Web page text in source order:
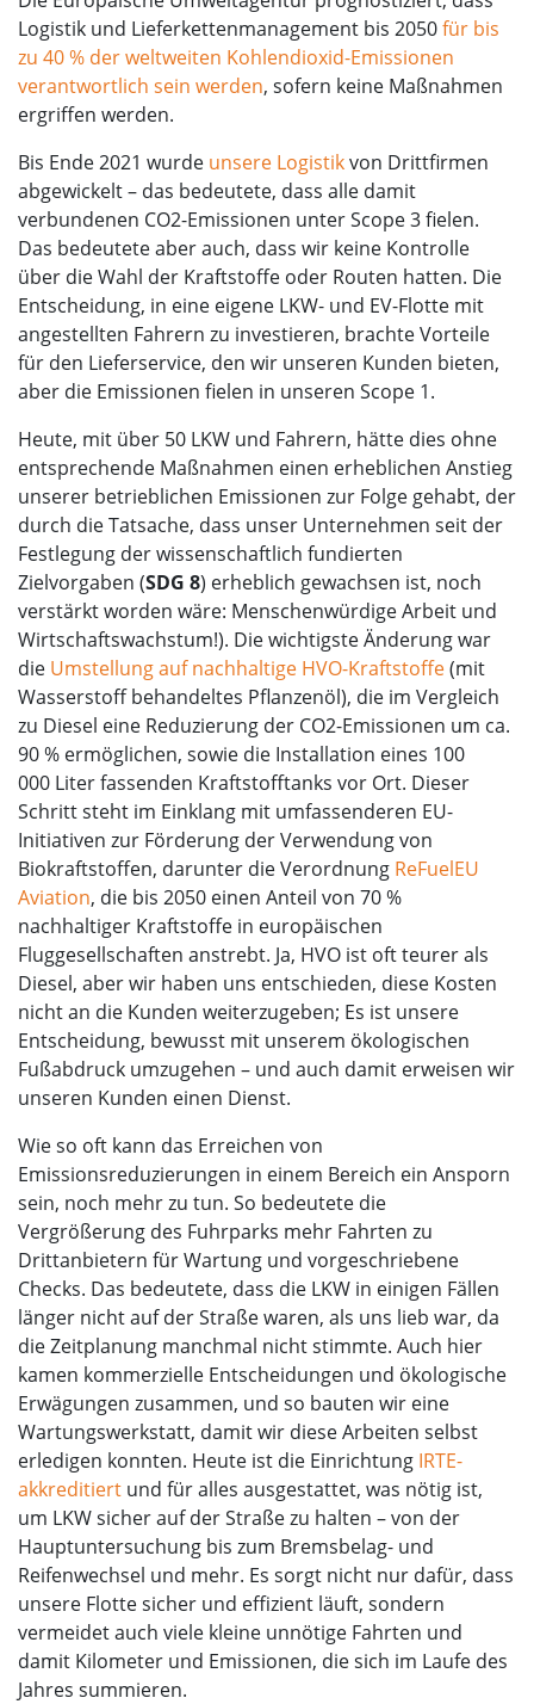
Logistik und Lieferkettenmanagement bis 2050für bis
zu 40 % der weltweiten Kohlendioxid-Emissionen
verantwortlich sein werden, sofern keine Maßnahmen
ergriffen werden.
Bis Ende 2021 wurde unsere Logistikvon Drittfirmen
abgewickelt – das bedeutete, dass alle damit
verbundenen CO2-Emissionen unter Scope 3 fielen.
Das bedeutete aber auch, dass wir keine Kontrolle
über die Wahl der Kraftstoffe oder Routen hatten. Die
Entscheidung, in eine eigene LKW- und EV-Flotte mit
angestellten Fahrern zu investieren, brachte Vorteile
für den Lieferservice, den wir unseren Kunden bieten,
aber die Emissionen fielen in unseren Scope 1.
Heute, mit über 50 LKW und Fahrern, hätte dies ohne
entsprechende Maßnahmen einen erheblichen Anstieg
unserer betrieblichen Emissionen zur Folge gehabt, der
durch die Tatsache, dass unser Unternehmen seit der
Festlegung der wissenschaftlich fundierten
Zielvorgaben (SDG 8) erheblich gewachsen ist, noch
verstärkt worden wäre: Menschenwürdige Arbeit und
Wirtschaftswachstum!). Die wichtigste Änderung war
die Umstellung auf nachhaltige HVO-Kraftstoffe(mit
Wasserstoff behandeltes Pflanzenöl), die im Vergleich
zu Diesel eine Reduzierung der CO2-Emissionen um ca.
90 % ermöglichen, sowie die Installation eines 100
000 Liter fassenden Kraftstofftanks vor Ort. Dieser
Schritt steht im Einklang mit umfassenderen EU-
Initiativen zur Förderung der Verwendung von
Biokraftstoffen, darunter die Verordnung ReFuelEU
Aviation, die bis 2050 einen Anteil von 70 %
nachhaltiger Kraftstoffe in europäischen
Fluggesellschaften anstrebt. Ja, HVO ist oft teurer als
Diesel, aber wir haben uns entschieden, diese Kosten
nicht an die Kunden weiterzugeben; Es ist unsere
Entscheidung, bewusst mit unserem ökologischen
Fußabdruck umzugehen – und auch damit erweisen wir
unseren Kunden einen Dienst.
Wie so oft kann das Erreichen von
Emissionsreduzierungen in einem Bereich ein Ansporn
sein, noch mehr zu tun. So bedeutete die
Vergrößerung des Fuhrparks mehr Fahrten zu
Drittanbietern für Wartung und vorgeschriebene
Checks. Das bedeutete, dass die LKW in einigen Fällen
länger nicht auf der Straße waren, als uns lieb war, da
die Zeitplanung manchmal nicht stimmte. Auch hier
kamen kommerzielle Entscheidungen und ökologische
Erwägungen zusammen, und so bauten wir eine
Wartungswerkstatt, damit wir diese Arbeiten selbst
erledigen konnten. Heute ist die Einrichtung IRTE-
akkreditiert und für alles ausgestattet, was nötig ist,
um LKW sicher auf der Straße zu halten – von der
Hauptuntersuchung bis zum Bremsbelag- und
Reifenwechsel und mehr. Es sorgt nicht nur dafür, dass
unsere Flotte sicher und effizient läuft, sondern
vermeidet auch viele kleine unnötige Fahrten und
damit Kilometer und Emissionen, die sich im Laufe des
Jahres summieren.